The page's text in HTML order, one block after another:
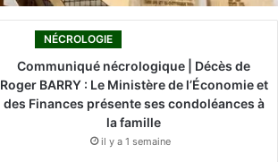
NÉCROLOGIE
Communiqué nécrologique | Décès de
Roger BARRY : Le Ministère de l’Économie et
des Finances présente ses condoléances à
la famille
il y a 1 semaine